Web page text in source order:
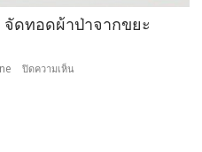
ต่ำ
จัดทอดผ้าป่าจากขยะ
ปิดความเห็น